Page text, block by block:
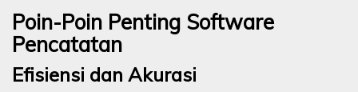
Poin-Poin Penting Software
Pencatatan
Efisiensi dan Akurasi